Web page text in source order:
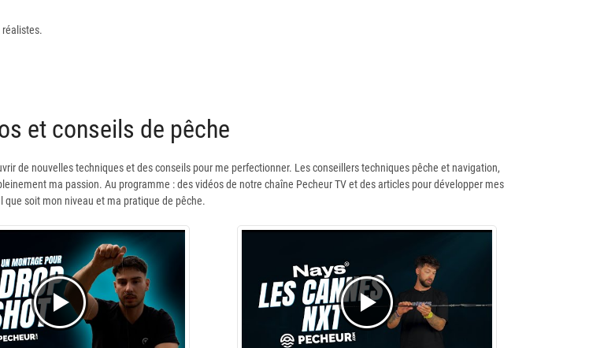
réalistes.
et conseils de pêche
de nouvelles techniques et des conseils pour me perfectionner. Les conseillers techniques pêche et navigation,
ma passion. Au programme : des vidéos de notre chaîne Pecheur TV et des articles pour développer mes
que soit mon niveau et ma pratique de pêche.